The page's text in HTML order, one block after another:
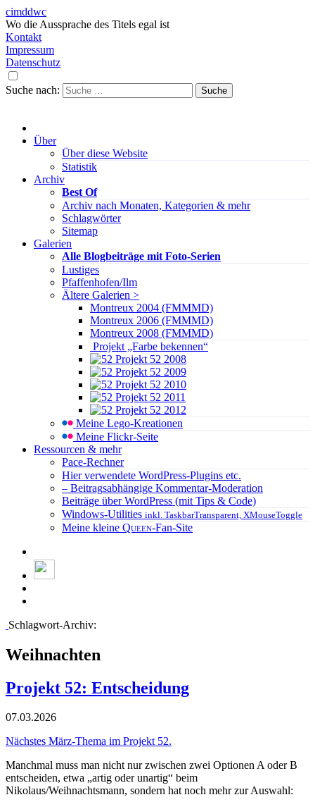
cimddwc
Wo die Aussprache des Titels egal ist
Kontakt
Impressum
Datenschutz
Suche nach:
Über
Über diese Website
Statistik
Archiv
Best Of
Archiv nach Monaten, Kategorien & mehr
Schlagwörter
Sitemap
Galerien
Alle Blogbeiträge mit Foto-Serien
Lustiges
Pfaffenhofen/Ilm
Ältere Galerien >
Montreux 2004 (FMMMD)
Montreux 2006 (FMMMD)
Montreux 2008 (FMMMD)
Projekt „Farbe bekennen“
Projekt 52 2008
Projekt 52 2009
Projekt 52 2010
Projekt 52 2011
Projekt 52 2012
Meine Lego-Kreationen
Meine Flickr-Seite
Ressourcen & mehr
Pace-Rechner
Hier verwendete WordPress-Plugins etc.
– Beitragsabhängige Kommentar-Moderation
Beiträge über WordPress (mit Tips & Code)
Windows-Utilities inkl. TaskbarTransparent, XMouseToggle
Meine kleine Queen-Fan-Site
Schlagwort-Archiv:
Weihnachten
Projekt 52: Entscheidung
07.03.2026
Nächstes März-Thema im Projekt 52.
Manchmal muss man nicht nur zwischen zwei Optionen A oder B
entscheiden, etwa „artig oder unartig“ beim
Nikolaus/Weihnachtsmann, sondern hat noch mehr zur Auswahl: